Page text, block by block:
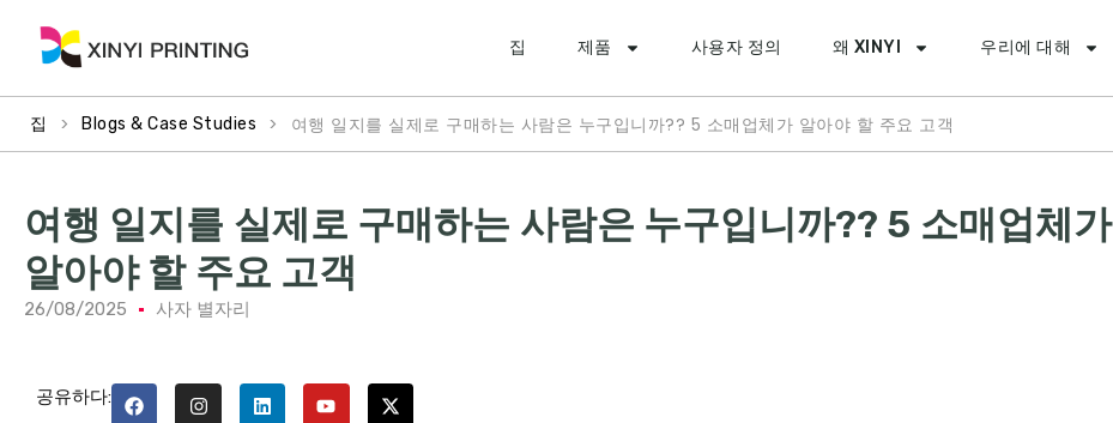
집 제품 사용자 정의 왜 XINYI 우리에 대해
집 > Blogs & Case Studies > 여행 일지를 실제로 구매하는 사람은 누구입니까?? 5 소매업체가 알아야 할 주요 고객
여행 일지를 실제로 구매하는 사람은 누구입니까?? 5 소매업체가
알아야 할 주요 고객
26/08/2025 사자 별자리
공유하다: